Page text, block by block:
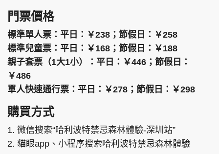
門票價格
標準單人票：平日：￥238；節假日：￥258
標準兒童票：平日：￥168；節假日：￥188
親子套票（1大1小）：平日：￥446；節假日：
￥486
單人快速通行票：平日：￥278；節假日：￥298
購買方式
1. 微信搜索“哈利波特禁忌森林體驗-深圳站”
2. 貓眼app、小程序搜索哈利波特禁忌森林體驗